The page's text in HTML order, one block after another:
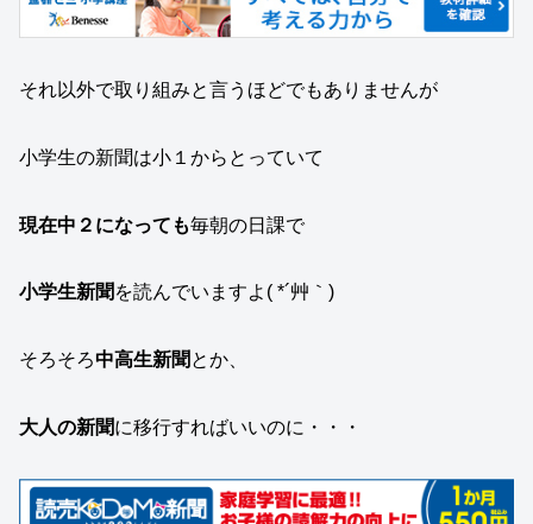
それ以外で取り組みと言うほどでもありませんが
小学生の新聞は小１からとっていて
現在中２になっても毎朝の日課で
小学生新聞 を読んでいますよ( *´艸｀)
そろそろ中高生新聞 とか、
大人の新聞に移行すればいいのに・・・